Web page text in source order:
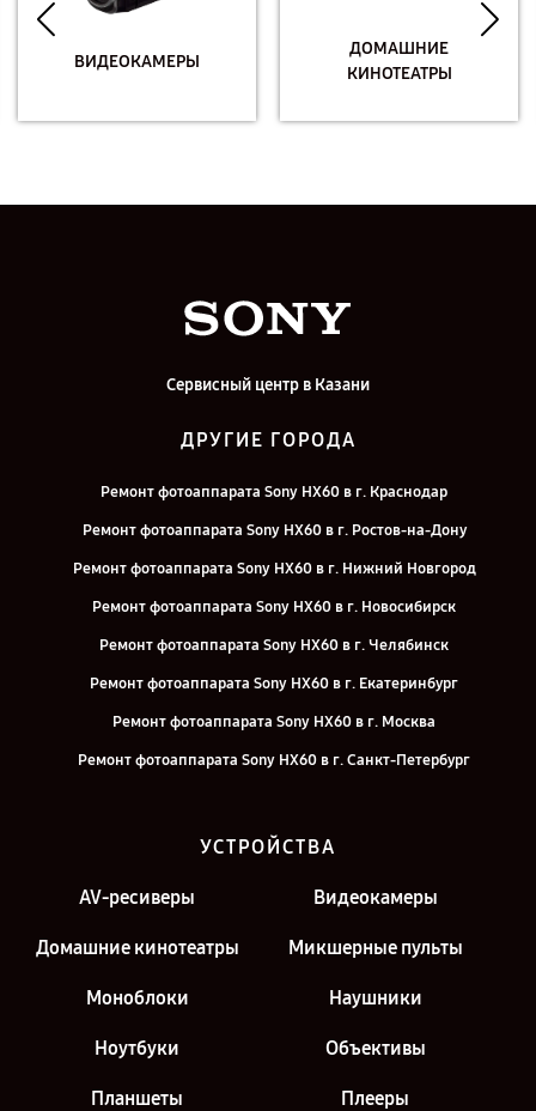
ВИДЕОКАМЕРЫ
ДОМАШНИЕ
КИНОТЕАТРЫ
Сервисный центр в Казани
ДРУГИЕ ГОРОДА
Ремонт фотоаппарата Sony HX60 в г. Краснодар
Ремонт фотоаппарата Sony HX60 в г. Ростов-на-Дону
Ремонт фотоаппарата Sony HX60 в г. Нижний Новгород
Ремонт фотоаппарата Sony HX60 в г. Новосибирск
Ремонт фотоаппарата Sony HX60 в г. Челябинск
Ремонт фотоаппарата Sony HX60 в г. Екатеринбург
Ремонт фотоаппарата Sony HX60 в г. Москва
Ремонт фотоаппарата Sony HX60 в г. Санкт-Петербург
УСТРОЙСТВА
AV-ресиверы Видеокамеры
Домашние кинотеатры Микшерные пульты
Моноблоки Наушники
Ноутбуки Объективы
Планшеты Плееры